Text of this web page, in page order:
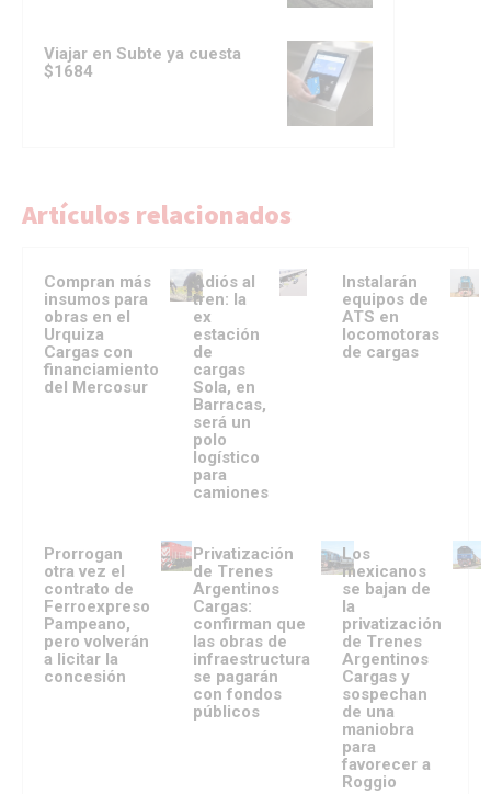
Viajar en Subte ya cuesta
$1684
Artículos relacionados
Compran más
insumos para
obras en el
Urquiza
Cargas con
financiamiento
del Mercosur
Adiós al
tren: la
ex
estación
de
cargas
Sola, en
Barracas,
será un
polo
logístico
para
camiones
Instalarán
equipos de
ATS en
locomotoras
de cargas
Prorrogan
otra vez el
contrato de
Ferroexpreso
Pampeano,
pero volverán
a licitar la
concesión
Privatización
de Trenes
Argentinos
Cargas:
confirman que
las obras de
infraestructura
se pagarán
con fondos
públicos
Los
mexicanos
se bajan de
la
privatización
de Trenes
Argentinos
Cargas y
sospechan
de una
maniobra
para
favorecer a
Roggio